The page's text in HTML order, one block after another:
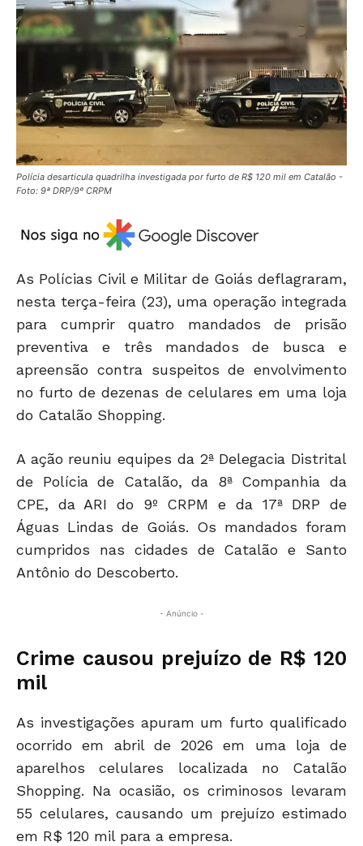
Polícia desarticula quadrilha investigada por furto de R$ 120 mil em Catalão -
Foto: 9ª DRP/9º CRPM
As Polícias Civil e Militar de Goiás deflagraram,
nesta terça-feira (23), uma operação integrada
para cumprir quatro mandados de prisão
preventiva e três mandados de busca e
apreensão contra suspeitos de envolvimento
no furto de dezenas de celulares em uma loja
do Catalão Shopping.
A ação reuniu equipes da 2ª Delegacia Distrital
de Polícia de Catalão, da 8ª Companhia da
CPE, da ARI do 9º CRPM e da 17ª DRP de
Águas Lindas de Goiás. Os mandados foram
cumpridos nas cidades de Catalão e Santo
Antônio do Descoberto.
- Anúncio -
Crime causou prejuízo de R$ 120
mil
As investigações apuram um furto qualificado
ocorrido em abril de 2026 em uma loja de
aparelhos celulares localizada no Catalão
Shopping. Na ocasião, os criminosos levaram
55 celulares, causando um prejuízo estimado
em R$ 120 mil para a empresa.